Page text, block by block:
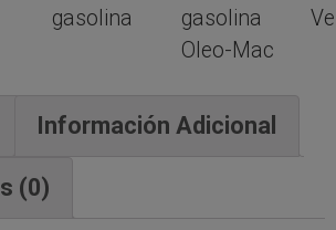
gasolina
gasolina
Oleo-Mac
Información Adicional
(0)